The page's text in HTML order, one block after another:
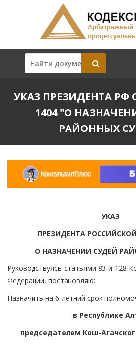
УКАЗ ПРЕЗИДЕНТА РФ
1404 "О
РАЙОННЫХ
УКАЗ
ПРЕЗИДЕНТА
О НАЗНАЧЕНИИ СУДЕЙ
Руководствуясь статьями 83 и 128
Федерации, постановляю:
Назначить на 6-летний срок
в Республике
председателем Кош-